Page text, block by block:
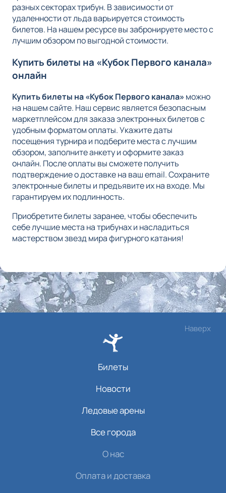
разных секторах трибун. В зависимости от
удаленности от льда варьируется стоимость
билетов. На нашем ресурсе вы забронируете место с
лучшим обзором по выгодной стоимости.
Купить билеты на «Кубок Первого канала»
онлайн
Купить билеты на «Кубок Первого канала» можно
на нашем сайте. Наш сервис является безопасным
маркетплейсом для заказа электронных билетов с
удобным форматом оплаты. Укажите даты
посещения турнира и подберите места с лучшим
обзором, заполните анкету и оформите заказ
онлайн. После оплаты вы сможете получить
подтверждение о доставке на ваш email. Сохраните
электронные билеты и предъявите их на входе. Мы
гарантируем их подлинность.
Приобретите билеты заранее, чтобы обеспечить
себе лучшие места на трибунах и насладиться
мастерством звезд мира фигурного катания!
Наверх
Билеты
Новости
Ледовые арены
Все города
О нас
Оплата и доставка